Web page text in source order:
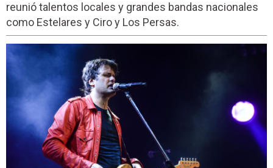
reunió talentos locales y grandes bandas nacionales
como Estelares y Ciro y Los Persas.